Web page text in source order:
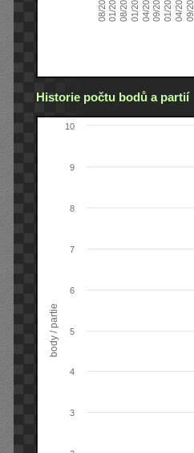
Historie počtu bodů a partií
body / partie
3
4
5
6
7
8
9
10